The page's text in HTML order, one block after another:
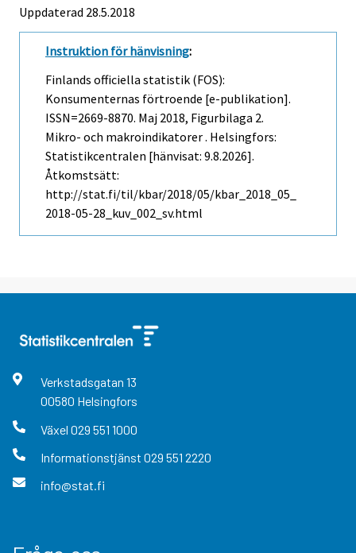
Uppdaterad 28.5.2018
Instruktion för hänvisning:
Finlands officiella statistik (FOS):
Konsumenternas förtroende [e-publikation].
ISSN=2669-8870. Maj 2018, Figurbilaga 2.
Mikro- och makroindikatorer . Helsingfors:
Statistikcentralen [hänvisat: 9.8.2026].
Åtkomstsätt:
http://stat.fi/til/kbar/2018/05/kbar_2018_05_
2018-05-28_kuv_002_sv.html
Verkstadsgatan 13
00580 Helsingfors
Växel 029 551 1000
Informationstjänst 029 551 2220
info@stat.fi